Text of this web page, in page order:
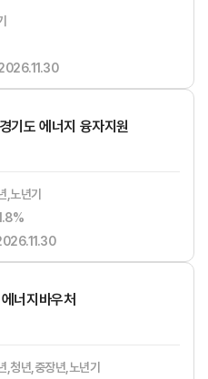
기도 에너지 융자지원
,노년기
너지바우처
,청년,중장년,노년기